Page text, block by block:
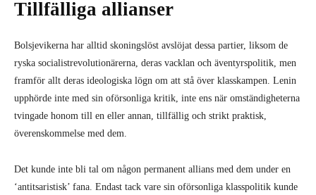
Tillfälliga allianser
Bolsjevikerna har alltid skoningslöst avslöjat dessa partier, liksom de
ryska socialistrevolutionärerna, deras vacklan och äventyrspolitik, men
framför allt deras ideologiska lögn om att stå över klasskampen. Lenin
upphörde inte med sin oförsonliga kritik, inte ens när omständigheterna
tvingade honom till en eller annan, tillfällig och strikt praktisk,
överenskommelse med dem.
Det kunde inte bli tal om någon permanent allians med dem under en
‘antitsaristisk’ fana. Endast tack vare sin oförsonliga klasspolitik kunde